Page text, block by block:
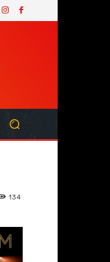
134